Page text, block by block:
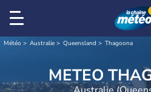
Météo Australie Queensland Thagoona
METEO